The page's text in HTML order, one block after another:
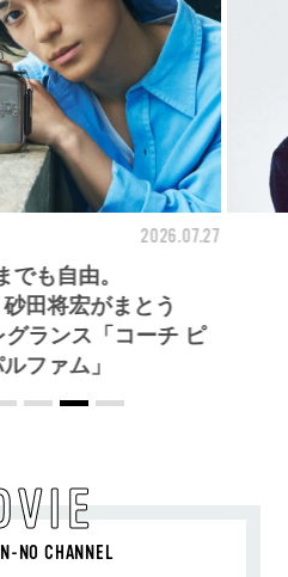
2026.07.27
でも自由。
田将宏がまとう
ランス「コーチ ピ
ファム」
NO CHANNEL